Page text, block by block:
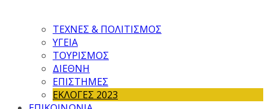
ΤΕΧΝΕΣ & ΠΟΛΙΤΙΣΜΟΣ
ΥΓΕΙΑ
ΤΟΥΡΙΣΜΟΣ
ΔΙΕΘΝΗ
ΕΠΙΣΤΗΜΕΣ
ΕΚΛΟΓΕΣ 2023